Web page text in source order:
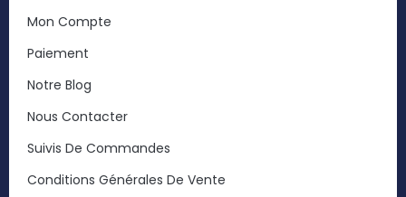
Mon Compte
Paiement
Notre Blog
Nous Contacter
Suivis De Commandes
Conditions Générales De Vente